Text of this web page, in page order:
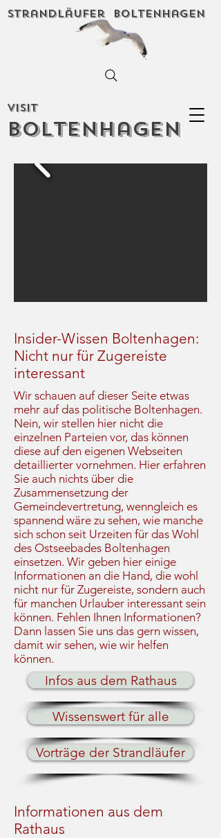
Visit
Boltenhagen
Strandläufer Boltenhagen
Insider-Wissen Boltenhagen:
Nicht nur für Zugereiste
interessant
Wir schauen auf dieser Seite etwas
mehr auf das politische Boltenhagen.
Nein, wir stellen hier nicht die
einzelnen Parteien vor, das können
diese auf den eigenen Webseiten
detaillierter vornehmen. Hier erfahren
Sie auch nichts über die
Zusammensetzung der
Gemeindevertretung, wenngleich es
spannend wäre zu sehen, wie manche
sich schon seit Urzeiten für das Wohl
des Ostseebades Boltenhagen
einsetzen. Wir geben hier einige
Informationen an die Hand, die wohl
nicht nur für Zugereiste, sondern auch
für manchen Urlauber interessant sein
können. Fehlen Ihnen Informationen?
Dann lassen Sie uns das gern wissen,
damit wir sehen, wie wir helfen
können.
Infos aus dem Rathaus
Wissenswert für alle
Vorträge der Strandläufer
Informationen aus dem
Rathaus